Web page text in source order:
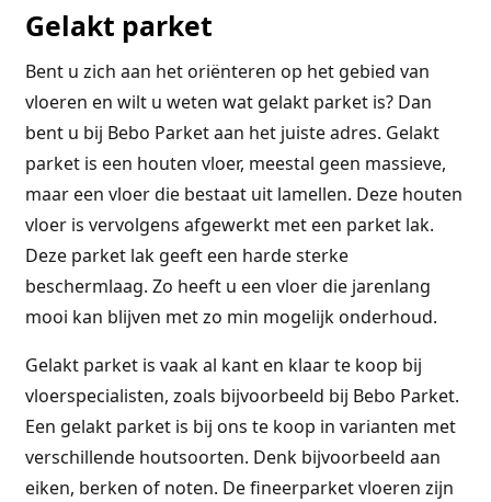
Gelakt parket
Bent u zich aan het oriënteren op het gebied van
vloeren en wilt u weten wat gelakt parket is? Dan
bent u bij Bebo Parket aan het juiste adres. Gelakt
parket is een houten vloer, meestal geen massieve,
maar een vloer die bestaat uit lamellen. Deze houten
vloer is vervolgens afgewerkt met een parket lak.
Deze parket lak geeft een harde sterke
beschermlaag. Zo heeft u een vloer die jarenlang
mooi kan blijven met zo min mogelijk onderhoud.
Gelakt parket is vaak al kant en klaar te koop bij
vloerspecialisten, zoals bijvoorbeeld bij Bebo Parket.
Een gelakt parket is bij ons te koop in varianten met
verschillende houtsoorten. Denk bijvoorbeeld aan
eiken, berken of noten. De fineerparket vloeren zijn